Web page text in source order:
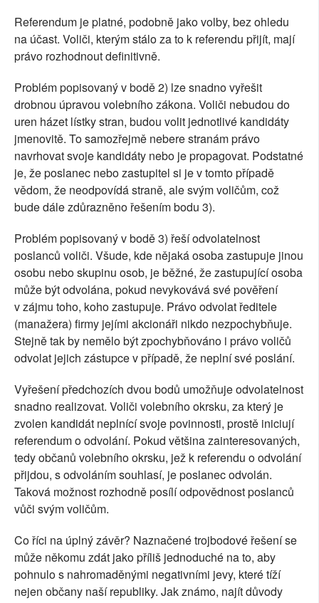
Referendum je platné, podobně jako volby, bez ohledu
na účast. Voliči, kterým stálo za to k referendu přijít, mají
právo rozhodnout definitivně.
Problém popisovaný v bodě 2) lze snadno vyřešit
drobnou úpravou volebního zákona. Voliči nebudou do
uren házet lístky stran, budou volit jednotlivé kandidáty
jmenovitě. To samozřejmě nebere stranám právo
navrhovat svoje kandidáty nebo je propagovat. Podstatné
je, že poslanec nebo zastupitel si je v tomto případě
vědom, že neodpovídá straně, ale svým voličům, což
bude dále zdůrazněno řešením bodu 3).
Problém popisovaný v bodě 3) řeší odvolatelnost
poslanců voliči. Všude, kde nějaká osoba zastupuje jinou
osobu nebo skupinu osob, je běžné, že zastupující osoba
může být odvolána, pokud nevykovává své pověření
v zájmu toho, koho zastupuje. Právo odvolat ředitele
(manažera) firmy jejími akcionáři nikdo nezpochybňuje.
Stejně tak by nemělo být zpochybňováno i právo voličů
odvolat jejich zástupce v případě, že neplní své poslání.
Vyřešení předchozích dvou bodů umožňuje odvolatelnost
snadno realizovat. Voliči volebního okrsku, za který je
zvolen kandidát neplnící svoje povinnosti, prostě iniciují
referendum o odvolání. Pokud většina zainteresovaných,
tedy občanů volebního okrsku, jež k referendu o odvolání
přijdou, s odvoláním souhlasí, je poslanec odvolán.
Taková možnost rozhodně posílí odpovědnost poslanců
vůči svým voličům.
Co říci na úplný závěr? Naznačené trojbodové řešení se
může někomu zdát jako příliš jednoduché na to, aby
pohnulo s nahromaděnými negativními jevy, které tíží
nejen občany naší republiky. Jak známo, najít důvody